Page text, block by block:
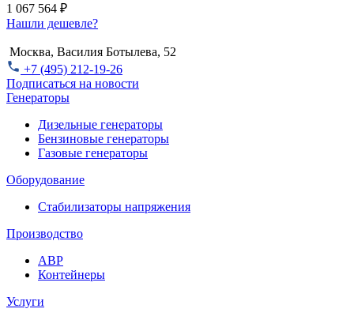
1 067 564 ₽
Нашли дешевле?
Москва, Василия Ботылева, 52
+7 (495) 212-19-26
Подписаться на новости
Генераторы
Дизельные генераторы
Бензиновые генераторы
Газовые генераторы
Оборудование
Стабилизаторы напряжения
Производство
АВР
Контейнеры
Услуги